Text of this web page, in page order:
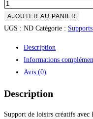
AJOUTER AU PANIER
UGS : ND Catégorie :
Description
Informations
Avis (0)
Description
Support de loisirs créatifs